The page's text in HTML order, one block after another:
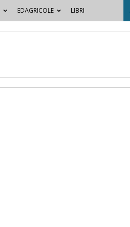
EDAGRICOLE LIBRI